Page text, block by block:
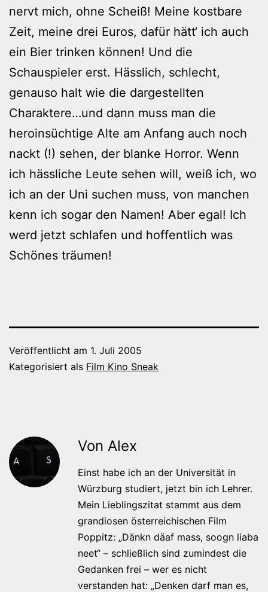
nervt mich, ohne Scheiß! Meine kostbare
Zeit, meine drei Euros, dafür hätt‘ ich auch
ein Bier trinken können! Und die
Schauspieler erst. Hässlich, schlecht,
genauso halt wie die dargestellten
Charaktere…und dann muss man die
heroinsüchtige Alte am Anfang auch noch
nackt (!) sehen, der blanke Horror. Wenn
ich hässliche Leute sehen will, weiß ich, wo
ich an der Uni suchen muss, von manchen
kenn ich sogar den Namen! Aber egal! Ich
werd jetzt schlafen und hoffentlich was
Schönes träumen!
Veröffentlicht am 1. Juli 2005
Kategorisiert als Film Kino Sneak
Von Alex
Einst habe ich an der Universität in
Würzburg studiert, jetzt bin ich Lehrer.
Mein Lieblingszitat stammt aus dem
grandiosen österreichischen Film
Poppitz: „Dänkn däaf mass, soogn liaba
neet“ – schließlich sind zumindest die
Gedanken frei – wer es nicht
verstanden hat: „Denken darf man es,